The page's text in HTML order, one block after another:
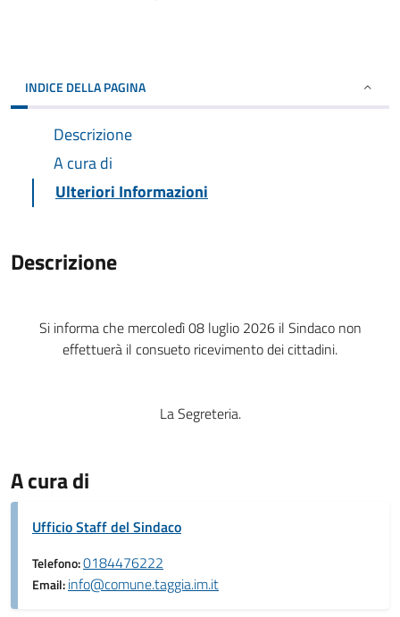
INDICE DELLA PAGINA
Descrizione
A cura di
Ulteriori Informazioni
Descrizione
Si informa che mercoledì 08 luglio 2026 il Sindaco non
effettuerà il consueto ricevimento dei cittadini.
La Segreteria.
A cura di
Ufficio Staff del Sindaco
Telefono:0184476222
Email:info@comune.taggia.im.it